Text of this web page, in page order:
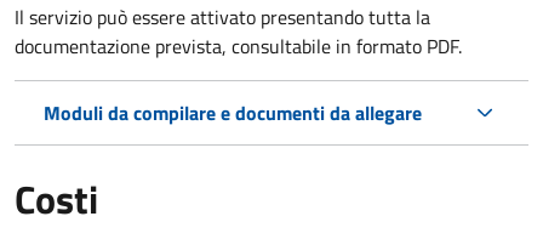
Il servizio può essere attivato presentando tutta la
documentazione prevista, consultabile in formato PDF.
Moduli da compilare e documenti da allegare
Costi